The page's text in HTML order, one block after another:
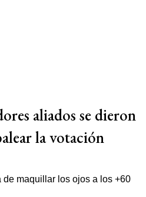
aliados se dieron
la votación